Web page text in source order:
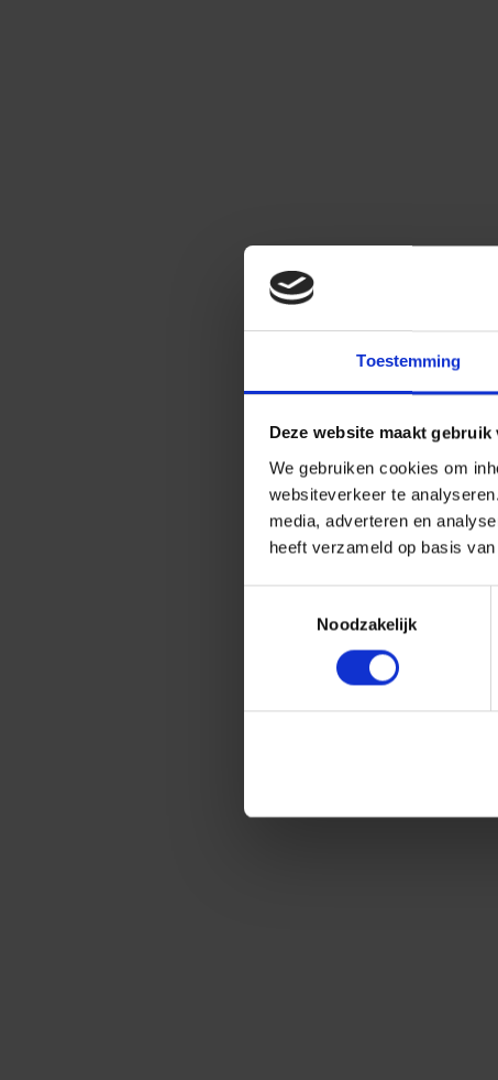
Toestemming
Deze website maakt gebruik
We gebruiken cookies om
websiteverkeer te analyseren.
media, adverteren en
heeft verzameld op basis
Noodzakelijk